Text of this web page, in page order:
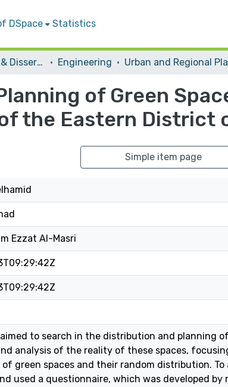
DSpace Statistics
Student Theses & Dissertations Engineering
of Green
the Eastern District
Simple item page
Ezzat Al-Masri
to search in the distribution and planning
analysis of the reality of these spaces,
of green spaces and their random distribution.
used a questionnaire, which was developed